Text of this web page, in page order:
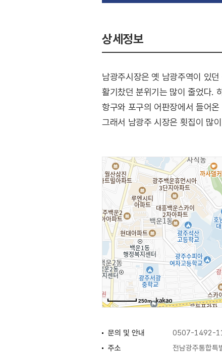
상세정보
남광주시장은 옛 남광주역이 있
활기찼던 분위기는 많이 줄었다.
항구와 포구의 어판장에서 들어
그래서 남광주 시장은 횟집이 많
250m
문의 및 안내 0507-1492-
주소
전남광주통합